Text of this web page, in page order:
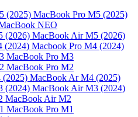
MacBook Pro M5 (2025)
NEO
MacBook Air M5 (2026)
Macbook Pro M4 (2024)
MacBook Pro M3
MacBook Pro M2
MacBook Ar M4 (2025)
MacBook Air M3 (2024)
MacBook Air M2
MacBook Pro M1